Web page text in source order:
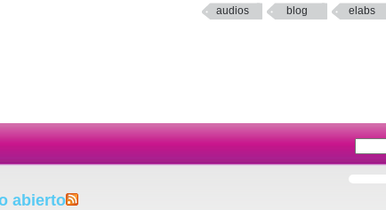
audios blog elabs
abierto